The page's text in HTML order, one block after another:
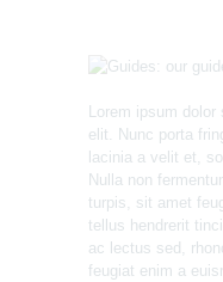
Lorem ipsum
elit. Nunc porta
lacinia a velit et,
Nulla non
turpis, sit amet
tellus hendrerit
ac lectus sed,
feugiat enim a